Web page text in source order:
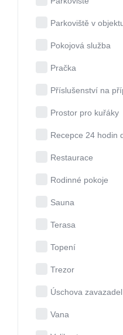
Parkoviště v
Pokojová služba
Pračka
Příslušenství na
Prostor pro kuřáky
Recepce 24 hodin
Restaurace
Rodinné pokoje
Sauna
Terasa
Topení
Trezor
Úschova zavazadel
Vana